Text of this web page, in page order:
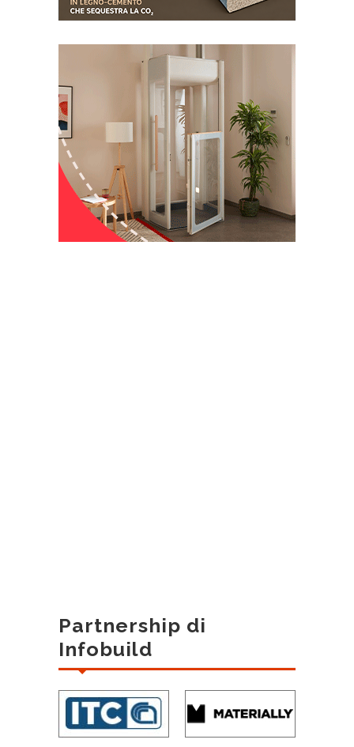
Partnership di
Infobuild